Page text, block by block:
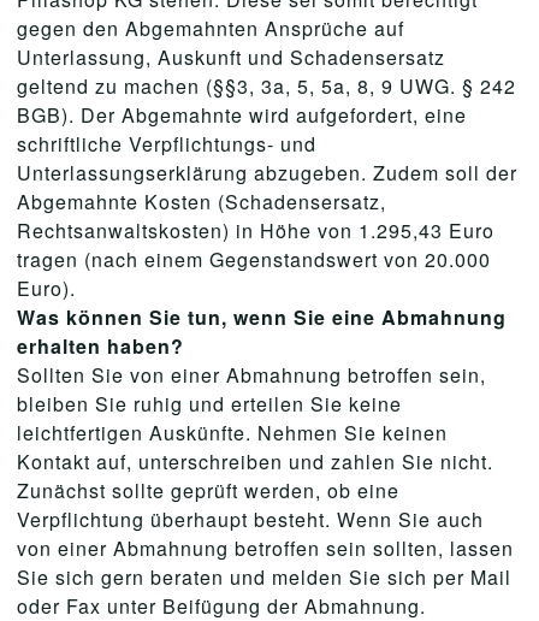
gegen den Abgemahnten Ansprüche auf
Unterlassung, Auskunft und Schadensersatz
geltend zu machen (§§3, 3a, 5, 5a, 8, 9 UWG. § 242
BGB). Der Abgemahnte wird aufgefordert, eine
schriftliche Verpflichtungs- und
Unterlassungserklärung abzugeben. Zudem soll der
Abgemahnte Kosten (Schadensersatz,
Rechtsanwaltskosten) in Höhe von 1.295,43 Euro
tragen (nach einem Gegenstandswert von 20.000
Euro).
Was können Sie tun, wenn Sie eine Abmahnung
erhalten haben?
Sollten Sie von einer Abmahnung betroffen sein,
bleiben Sie ruhig und erteilen Sie keine
leichtfertigen Auskünfte. Nehmen Sie keinen
Kontakt auf, unterschreiben und zahlen Sie nicht.
Zunächst sollte geprüft werden, ob eine
Verpflichtung überhaupt besteht. Wenn Sie auch
von einer Abmahnung betroffen sein sollten, lassen
Sie sich gern beraten und melden Sie sich per Mail
oder Fax unter Beifügung der Abmahnung.